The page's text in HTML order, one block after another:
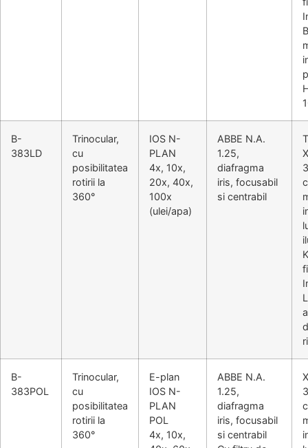
B-
383LD
Trinocular,
cu
posibilitatea
rotirii la
360°
IOS N-
PLAN
4x, 10x,
20x, 40x,
100x
(ulei/apa)
ABBE N.A.
1.25,
diafragma
iris, focusabil
si centrabil
B-
383POL
Trinocular,
cu
posibilitatea
rotirii la
360°
E-plan
IOS N-
PLAN
POL
4x, 10x,
ABBE N.A.
1.25,
diafragma
iris, focusabil
si centrabil